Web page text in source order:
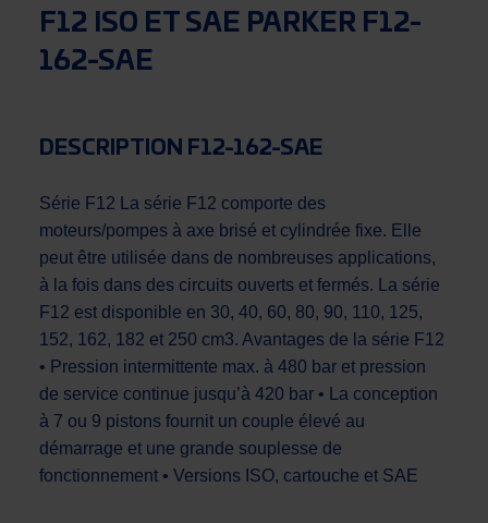
F12 ISO ET SAE PARKER F12-
162-SAE
DESCRIPTION F12-162-SAE
Série F12 La série F12 comporte des
moteurs/pompes à axe brisé et cylindrée fixe. Elle
peut être utilisée dans de nombreuses applications,
à la fois dans des circuits ouverts et fermés. La série
F12 est disponible en 30, 40, 60, 80, 90, 110, 125,
152, 162, 182 et 250 cm3. Avantages de la série F12
• Pression intermittente max. à 480 bar et pression
de service continue jusqu’à 420 bar • La conception
à 7 ou 9 pistons fournit un couple élevé au
démarrage et une grande souplesse de
fonctionnement • Versions ISO, cartouche et SAE